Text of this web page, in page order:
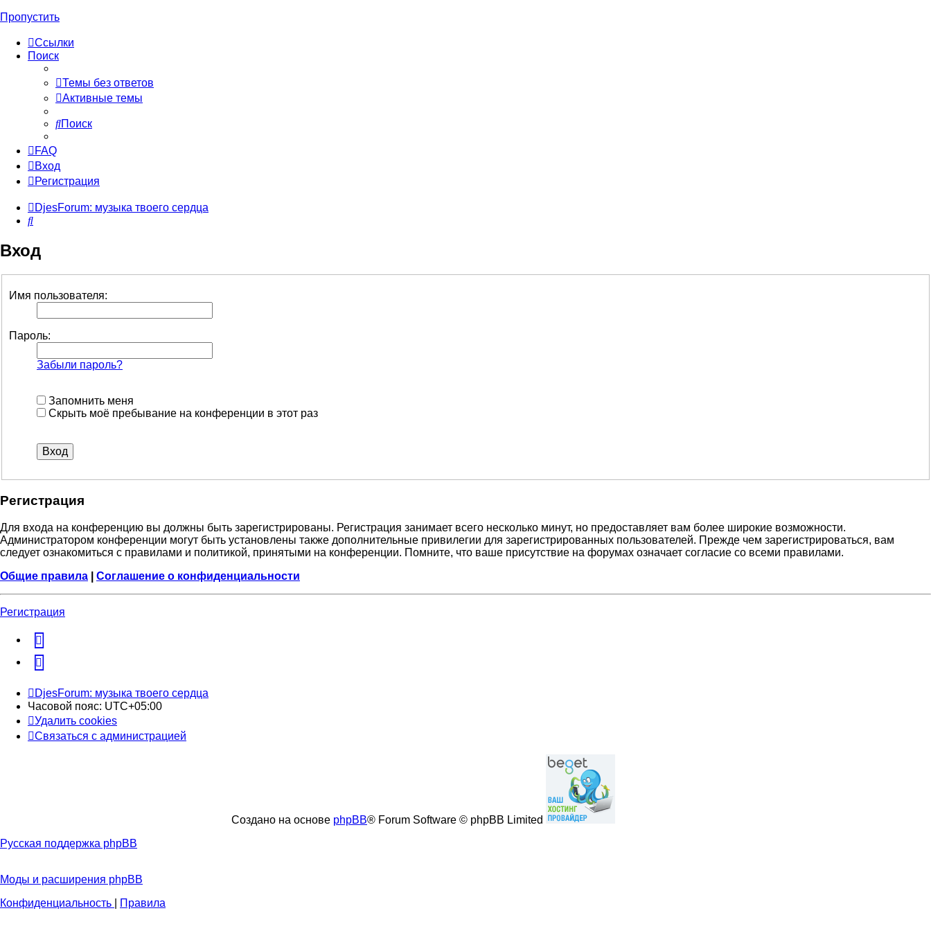
Пропустить
Ссылки
Поиск
Темы без ответов
Активные темы
Поиск
FAQ
Вход
Регистрация
DjesForum: музыка твоего сердца
Поиск
Вход
Имя пользователя:
Пароль:
Забыли пароль?
Запомнить меня
Скрыть моё пребывание на конференции в этот раз
Регистрация
Для входа на конференцию вы должны быть зарегистрированы. Регистрация занимает всего несколько минут, но предоставляет вам более широкие возможности.
Администратором конференции могут быть установлены также дополнительные привилегии для зарегистрированных пользователей. Прежде чем зарегистрироваться, вам
следует ознакомиться с правилами и политикой, принятыми на конференции. Помните, что ваше присутствие на форумах означает согласие со всеми правилами.
Общие правила
Соглашение о конфиденциальности
Регистрация
vk
Telegram
DjesForum: музыка твоего сердца
Часовой пояс: UTC+05:00
Удалить cookies
Связаться с администрацией
Создано на основе phpBB® Forum Software © phpBB Limited
Русская поддержка phpBB
Моды и расширения phpBB
Конфиденциальность
Правила